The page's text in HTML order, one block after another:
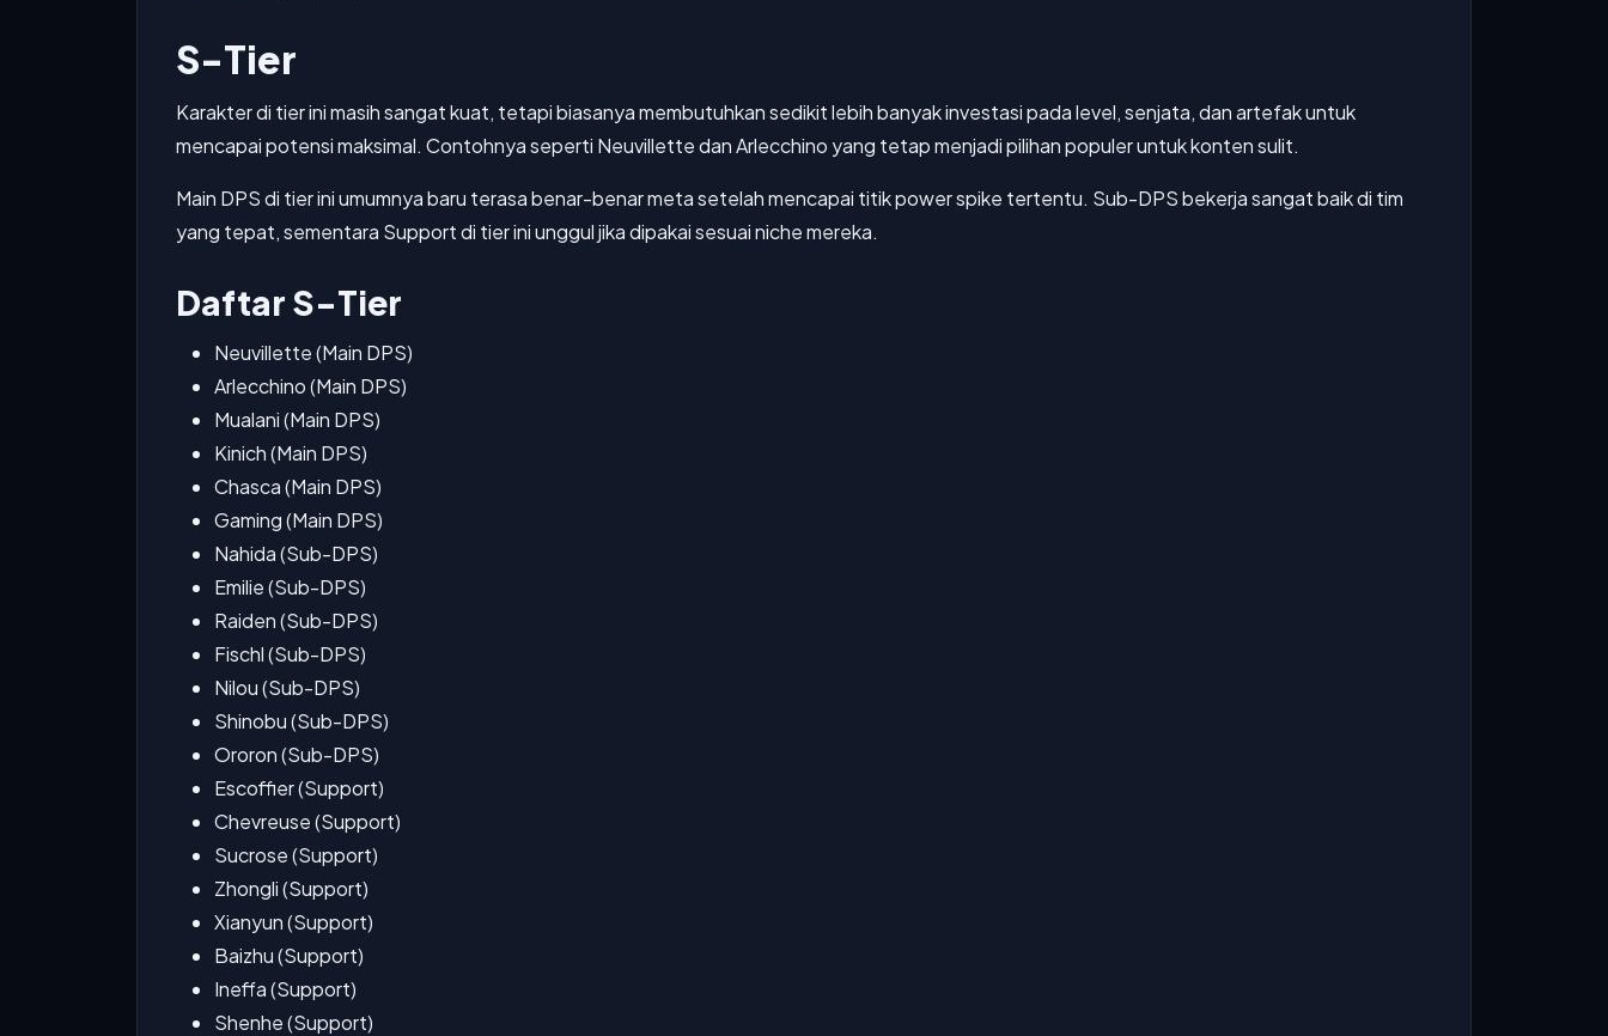
S-Tier
Karakter di tier ini masih sangat kuat, tetapi biasanya membutuhkan sedikit lebih banyak investasi pada level, senjata, dan artefak untuk
mencapai potensi maksimal. Contohnya seperti Neuvillette dan Arlecchino yang tetap menjadi pilihan populer untuk konten sulit.
Main DPS di tier ini umumnya baru terasa benar-benar meta setelah mencapai titik power spike tertentu. Sub-DPS bekerja sangat baik di tim
yang tepat, sementara Support di tier ini unggul jika dipakai sesuai niche mereka.
Daftar S-Tier
Neuvillette (Main DPS)
Arlecchino (Main DPS)
Mualani (Main DPS)
Kinich (Main DPS)
Chasca (Main DPS)
Gaming (Main DPS)
Nahida (Sub-DPS)
Emilie (Sub-DPS)
Raiden (Sub-DPS)
Fischl (Sub-DPS)
Nilou (Sub-DPS)
Shinobu (Sub-DPS)
Ororon (Sub-DPS)
Escoffier (Support)
Chevreuse (Support)
Sucrose (Support)
Zhongli (Support)
Xianyun (Support)
Baizhu (Support)
Ineffa (Support)
Shenhe (Support)